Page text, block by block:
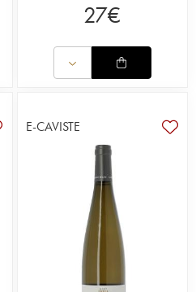
27€
E-CAVISTE